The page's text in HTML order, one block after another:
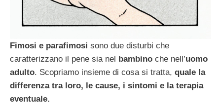
Fimosi e parafimosi sono due disturbi che
caratterizzano il pene sia nel bambino che nell’uomo
adulto. Scopriamo insieme di cosa si tratta, quale la
differenza tra loro, le cause, i sintomi e la terapia
eventuale.